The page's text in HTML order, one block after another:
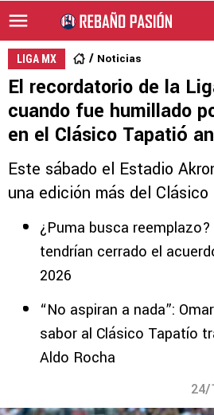
LIGA MX Noticias
El recordatorio de la
cuando fue humillado
en el Clásico Tapatió
Este sábado el Estadio
una edición más del
¿Puma busca
tendrían cerrado el
2026
“No aspiran a nada”:
sabor al Clásico Tapatío
Aldo Rocha
24/